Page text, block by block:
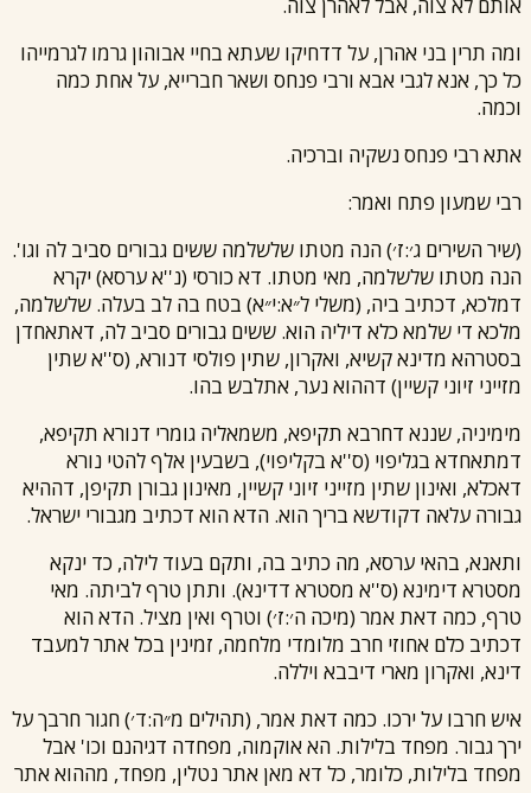
ומה תרין בני אהרן, על דדחיקו שעתא בחיי אבוהון גרמו לגרמייהו
כל כך, אנא לגבי אבא ורבי פנחס ושאר חברייא, על אחת כמה
וכמה.
אתארבי פנחסנשקיה וברכיה.
רבי שמעון פתח ואמר:
(שיר השירים ג׳:ז׳) הנה מטתו שלשלמה ששים גבורים סביב לה וגו'.
הנה מטתו שלשלמה, מאי מטתו. דא כורסי (נ''א ערסא) יקרא
דמלכא, דכתיב ביה, (משלי ל״א:י״א) בטח בה לב בעלה. שלשלמה,
מלכא די שלמא כלא דיליה הוא. ששים גבורים סביב לה, דאתאחדן
בסטרהא מדינא קשיא, ואקרון, שתין פולסי דנורא, (ס''א שתין
מזייני זיוני קשיין) דההוא נער, אתלבש בהו.
מימיניה, שננא דחרבא תקיפא, משמאליה גומרי דנורא תקיפא,
דמתאחדא בגליפוי (ס''א בקליפוי), בשבעין אלף להטי נורא
דאכלא, ואינון שתין מזייני זיוני קשיין, מאינון גבורן תקיפן, דההיא
גבורה עלאה דקודשא בריך הוא. הדא הוא דכתיב מגבורי ישראל.
ותאנא, בהאי ערסא, מה כתיב בה, ותקם בעוד לילה, כד ינקא
מסטרא דימינא (ס''א מסטרא דדינא). ותתן טרף לביתה. מאי
טרף, כמה דאת אמר (מיכה ה׳:ז׳) וטרף ואין מציל. הדא הוא
דכתיב כלם אחוזי חרב מלומדי מלחמה, זמינין בכל אתר למעבד
דינא, ואקרון מארי דיבבא ויללה.
איש חרבו על ירכו. כמה דאת אמר, (תהילים מ״ה:ד׳) חגור חרבך על
ירך גבור. מפחד בלילות. הא אוקמוה, מפחדה דגיהנם וכו' אבל
מפחד בלילות, כלומר, כל דא מאן אתר נטלין, מפחד, מההוא אתר